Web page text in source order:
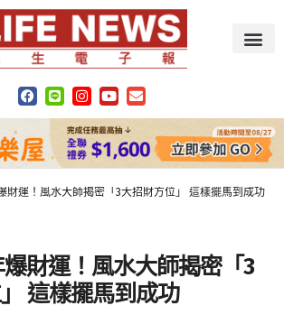
財運！風水大師揭密「3大招財方位」 這樣擺馬到成功
財運！風水大師揭密「3
這樣擺馬到成功